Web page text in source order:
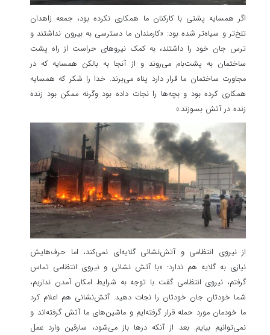
اگر همسایه پشتی با کارکنان ما همکاری نکرده بود، جمعه زاهدان
تلخ‌تر و سیاه‌تر شده بود: «کارمندان ما دسترسی به بیرون نداشتند و
ترس جان خود را داشتند، به کمک نیروهای حراست از راه پشت
ساختمان به پشت‌بام می‌روند و از آنجا به بالکن همسایه که در
مجاورت ساختمان ما قرار دارد پناه می‌برند. خدا را شکر که همسایه
همکاری کرده بود و بچه‌ها را نجات داده بود وگرنه ممکن بود زنده
زنده در آتش بسوزند.»
از نیروی انتظامی و آتش‌نشانی گلایه‌ای نمی‌کند، اما حرف‌هایش
نیازی به گلایه هم ندارد: «با آتش نشانی و نیروی انتظامی تماس
گرفتم، نیروی انتظامی گفت با توجه به شرایط امکان آمدن نداریم،
شما خودتان جان خودتان را نجات دهید. آتش‌نشانی هم اعلام کرد
ما خودمان مورد حمله قرار گرفته‌ایم و ماشین‌های ما آتش گرفته‌اند و
نمی‌توانیم بیایم. بعد از آنکه درها باز می‌شود، سارقین وارد عمل